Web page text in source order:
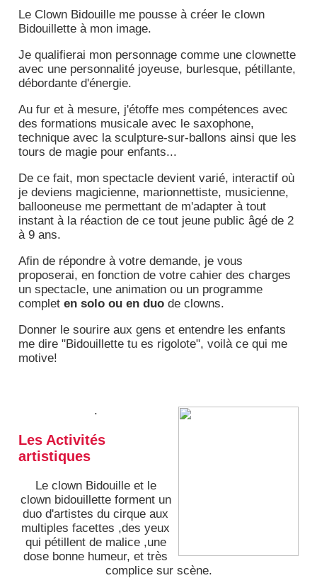
Le Clown Bidouille me pousse à créer le clown
Bidouillette à mon image.
Je qualifierai mon personnage comme une clownette
avec une personnalité joyeuse, burlesque, pétillante,
débordante d'énergie.
Au fur et à mesure, j'étoffe mes compétences avec
des formations musicale avec le saxophone,
technique avec la sculpture-sur-ballons ainsi que les
tours de magie pour enfants...
De ce fait, mon spectacle devient varié, interactif où
je deviens magicienne, marionnettiste, musicienne,
ballooneuse me permettant de m'adapter à tout
instant à la réaction de ce tout jeune public âgé de 2
à 9 ans.
Afin de répondre à votre demande, je vous
proposerai, en fonction de votre cahier des charges
un spectacle, une animation ou un programme
completen solo ou en duo de clowns.
Donner le sourire aux gens et entendre les enfants
me dire "Bidouillette tu es rigolote", voilà ce qui me
motive!
.
Les Activités
artistiques
Le clown Bidouille et le
clown bidouillette forment un
duo d'artistes du cirque aux
multiples facettes ,des yeux
qui pétillent de malice ,une
dose bonne humeur, et très
complice sur scène.